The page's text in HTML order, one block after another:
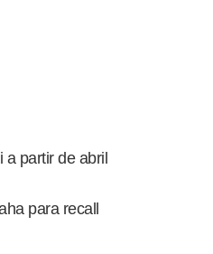
partir de abril
para recall